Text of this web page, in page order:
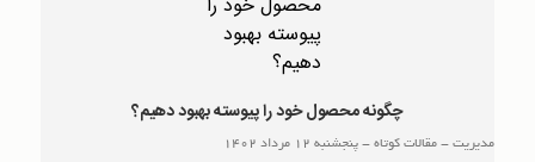
چگونه محصول خود را پیوسته بهبود دهیم؟
مدیریت-مقالات کوتاه-پنجشنبه 12 مرداد 1402